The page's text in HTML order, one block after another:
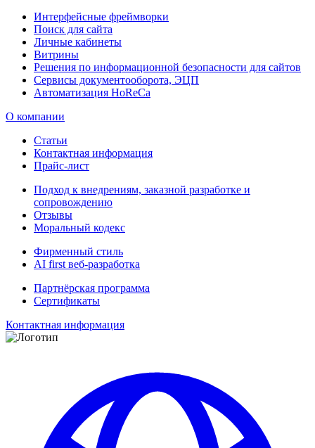
Интерфейсные фреймворки
Поиск для сайта
Личные кабинеты
Витрины
Решения по информационной безопасности для сайтов
Сервисы документооборота, ЭЦП
Автоматизация HoReCa
О компании
Статьи
Контактная информация
Прайс-лист
Подход к внедрениям, заказной разработке и
сопровождению
Отзывы
Моральный кодекс
Фирменный стиль
AI first веб-разработка
Партнёрская программа
Сертификаты
Контактная информация